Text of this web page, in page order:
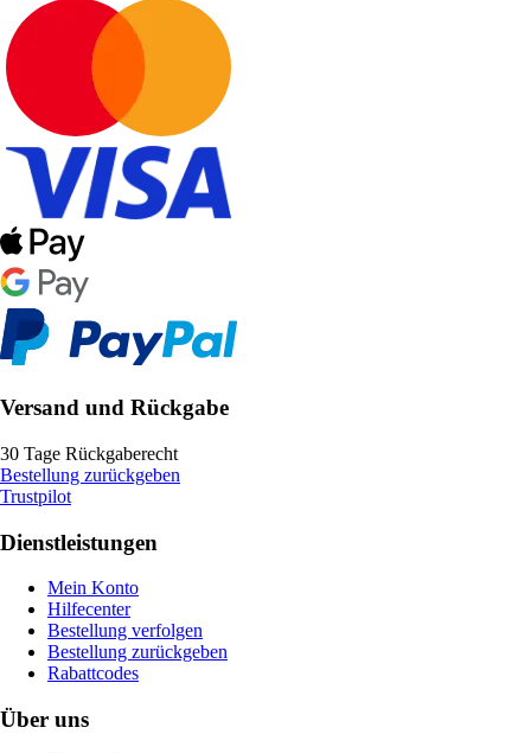
Versand und Rückgabe
30 Tage Rückgaberecht
Bestellung zurückgeben
Trustpilot
Dienstleistungen
Mein Konto
Hilfecenter
Bestellung verfolgen
Bestellung zurückgeben
Rabattcodes
Über uns